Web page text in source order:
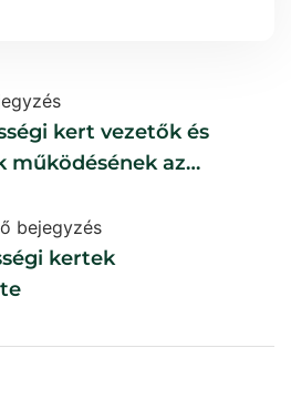
kert vezetők és
működésének az
bejegyzés
kertek